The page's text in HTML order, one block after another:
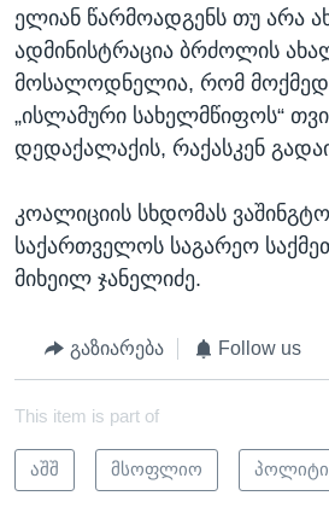
ელიან წარმოადგენს თუ არა
ადმინისტრაცია ბრძოლის
მოსალოდნელია, რომ
„ისლამური სახელმწიფოს“
დედაქალაქის, რაქასკენ
კოალიციის სხდომას
საქართველოს საგარეო
მიხეილ ჯანელიძე.
გაზიარება Follow us
This item is part of
აშშ მსოფლიო